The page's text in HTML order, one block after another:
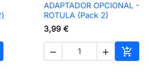
ao carrinho
 Vista rápida
ADAPTADOR OPCIONAL -
ROTULA (Pack 2)
3,99 €
  